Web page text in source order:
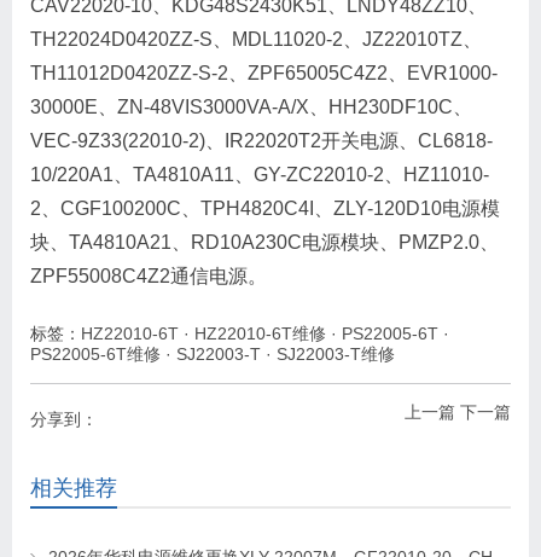
CAV22020-10、KDG48S2430K51、LNDY48ZZ10、
TH22024D0420ZZ-S、MDL11020-2、JZ22010TZ、
TH11012D0420ZZ-S-2、ZPF65005C4Z2、EVR1000-
30000E、ZN-48VIS3000VA-A/X、HH230DF10C、
VEC-9Z33(22010-2)、IR22020T2开关电源、CL6818-
10/220A1、TA4810A11、GY-ZC22010-2、HZ11010-
2、CGF100200C、TPH4820C4I、ZLY-120D10电源模
块、TA4810A21、RD10A230C电源模块、PMZP2.0、
ZPF55008C4Z2通信电源。
标签： HZ22010-6T · HZ22010-6T维修 · PS22005-6T ·
PS22005-6T维修 · SJ22003-T · SJ22003-T维修
上一篇 下一篇
分享到：
相关推荐